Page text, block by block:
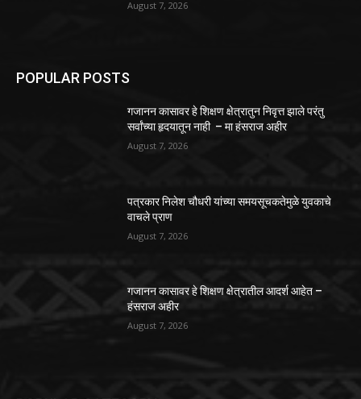
August 7, 2026
POPULAR POSTS
गजानन कासावर हे शिक्षण क्षेत्रातुन निवृत्त झाले परंतु
सर्वांच्या हृदयातून नाही – मा हंसराज अहीर
August 7, 2026
पत्रकार निलेश चौधरी यांच्या समयसूचकतेमुळे युवकाचे
वाचले प्राण
August 7, 2026
गजानन कासावर हे शिक्षण क्षेत्रातील आदर्श आहेत –
हंसराज अहीर
August 7, 2026